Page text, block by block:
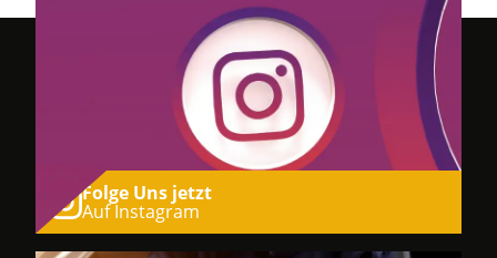
Folge Uns jetzt
Auf Instagram